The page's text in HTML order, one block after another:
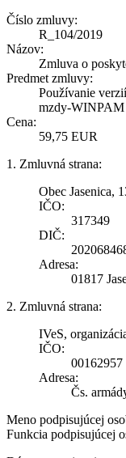
Číslo zmluvy:
R_104/2019
Názov:
Zmluva o
Predmet zmluvy:
Používanie
mzdy-WINPAM
Cena:
59,75 EUR
1. Zmluvná strana:
Obec Jasenica,
IČO:
317349
DIČ:
Adresa:
01817
2. Zmluvná strana:
IVeS,
IČO:
00162957
Adresa:
Čs.
Meno podpisujúcej
Funkcia podpisujúcej